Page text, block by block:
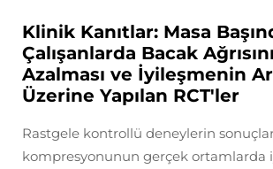
Klinik Kanıtlar: Masa
Çalışanlarda Bacak
Azalması ve İyileşmenin
Üzerine Yapılan RCT'ler
Rastgele kontrollü deneylerin
kompresyonunun gerçek ortamlarda iyi